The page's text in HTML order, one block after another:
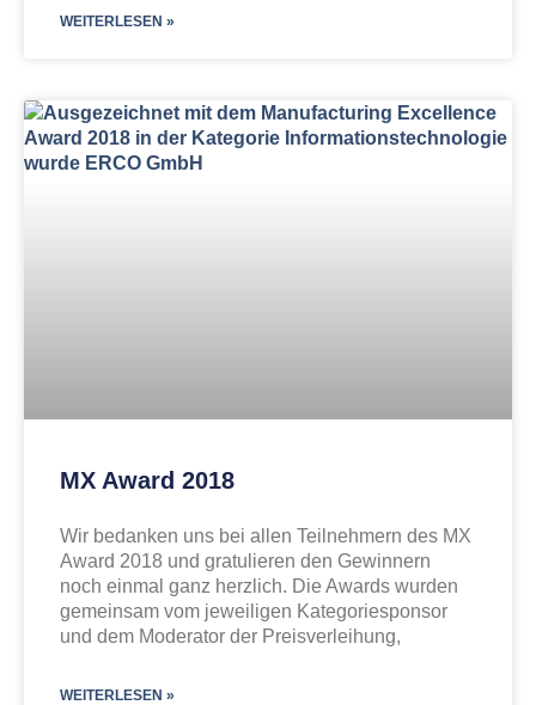
WEITERLESEN »
MX Award 2018
Wir bedanken uns bei allen Teilnehmern des MX
Award 2018 und gratulieren den Gewinnern
noch einmal ganz herzlich. Die Awards wurden
gemeinsam vom jeweiligen Kategoriesponsor
und dem Moderator der Preisverleihung,
WEITERLESEN »